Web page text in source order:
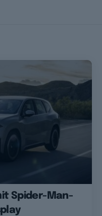
Spider-Man-